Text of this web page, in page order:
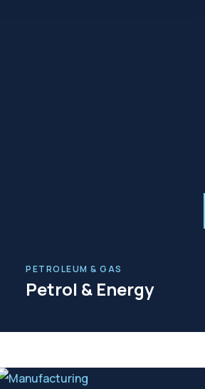
PETROLEUM & GAS
Petrol & Energy